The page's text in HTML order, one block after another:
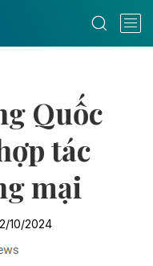
Quốc
tác
mại
10/2024